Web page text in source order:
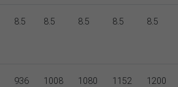
8.5 8.5 8.5 8.5 8.5
936 1008 1080 1152 1200